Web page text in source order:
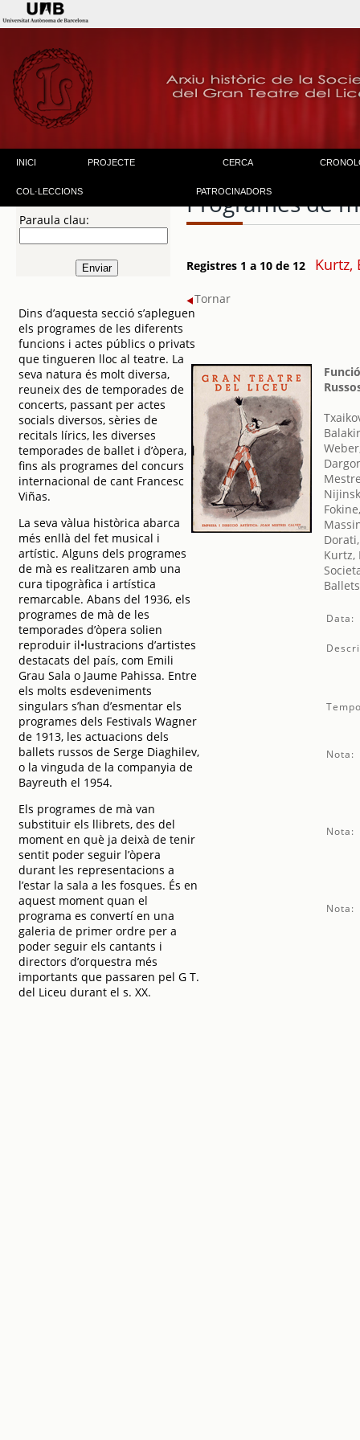
INICI PROJECTE CERCA
COL·LECCIONS PATROCINADORS
Paraula clau:
Dins d’aquesta secció s’apleguen
els programes de les diferents
funcions i actes públics o privats
que tingueren lloc al teatre. La
seva natura és molt diversa,
reuneix des de temporades de
concerts, passant per actes
socials diversos, sèries de
recitals lírics, les diverses
temporades de ballet i d’òpera,
fins als programes del concurs
internacional de cant Francesc
Viñas.
La seva vàlua històrica abarca
més enllà del fet musical i
artístic. Alguns dels programes
de mà es realitzaren amb una
cura tipogràfica i artística
remarcable. Abans del 1936, els
programes de mà de les
temporades d’òpera solien
reproduir il•lustracions d’artistes
destacats del país, com Emili
Grau Sala o Jaume Pahissa. Entre
els molts esdeveniments
singulars s’han d’esmentar els
programes dels Festivals Wagner
de 1913, les actuacions dels
ballets russos de Serge Diaghilev,
o la vinguda de la companyia de
Bayreuth el 1954.
Els programes de mà van
substituir els llibrets, des del
moment en què ja deixà de tenir
sentit poder seguir l’òpera
durant les representacions a
l’estar la sala a les fosques. És en
aquest moment quan el
programa es convertí en una
galeria de primer ordre per a
poder seguir els cantants i
directors d’orquestra més
importants que passaren pel G T.
del Liceu durant el s. XX.
Programes de
Registres 1 a 10 de 12 Kurtz,
Tornar
Kurtz,
Data:
Nota:
Nota:
Nota: